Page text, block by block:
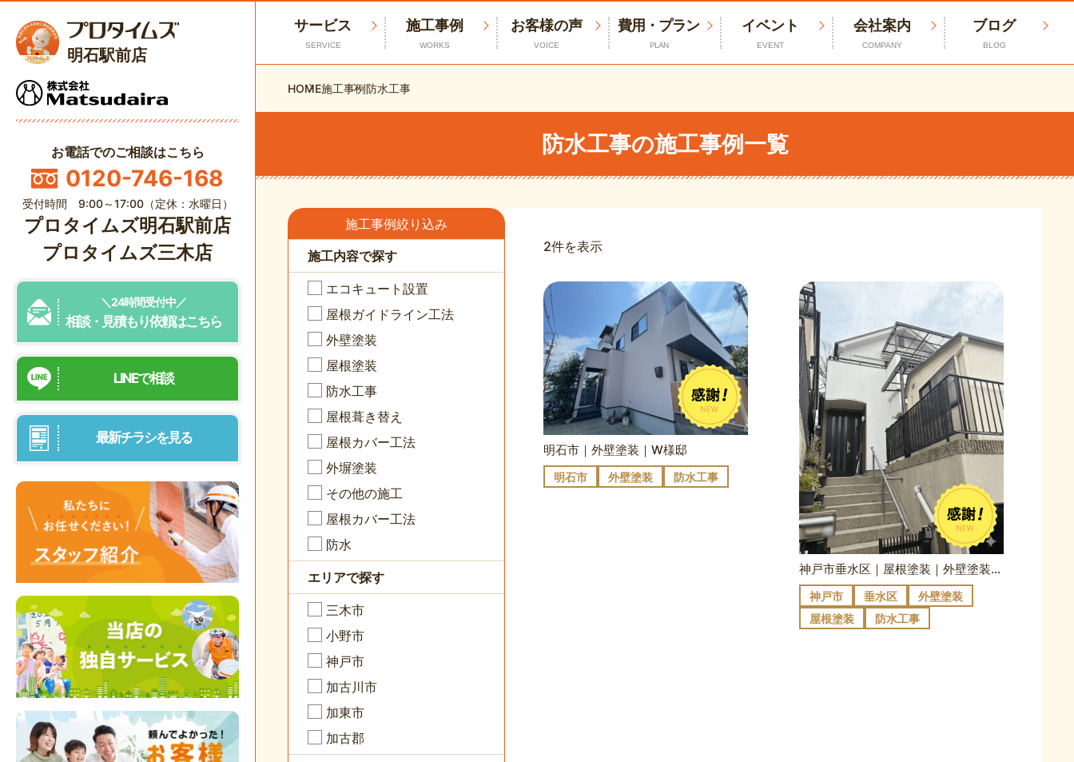
明石駅前店
お電話でのご相談はこちら
0120-746-168
受付時間 9:00～17:00（定休：水曜日）
プロタイムズ明石駅前店
プロタイムズ三木店
＼24時間受付中／
相談・見積もり依頼はこちら
LINEで相談
最新チラシを見る
サービス
SERVICE
施工事例
WORKS
お客様の声
VOICE
費用・プラン
PLAN
イベント
EVENT
会社案内
COMPANY
ブログ
BLOG
HOME施工事例防水工事
防水工事の施工事例一覧
施工事例絞り込み
施工内容で探す
エコキュート設置
屋根ガイドライン工法
外壁塗装
屋根塗装
防水工事
屋根葺き替え
屋根カバー工法
外塀塗装
その他の施工
屋根カバー工法
防水
エリアで探す
三木市
小野市
神戸市
加古川市
加東市
加古郡
2件を表示
明石市｜外壁塗装｜W様邸
明石市 外壁塗装 防水工事
神戸市垂水区｜屋根塗装｜外壁塗装｜Ｔ様邸
神戸市 垂水区
外壁塗装
屋根塗装
防水工事